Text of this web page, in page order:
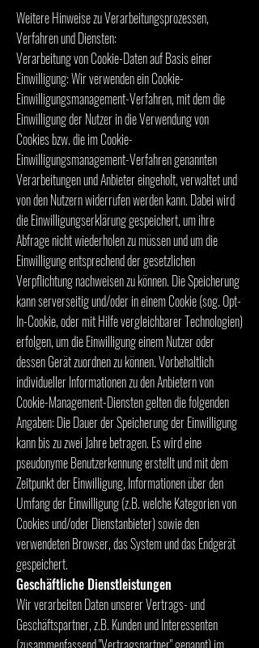
Weitere Hinweise zu Verarbeitungsprozessen,
Verfahren und Diensten:
Verarbeitung von Cookie-Daten auf Basis einer
Einwilligung: Wir verwenden ein Cookie-
Einwilligungsmanagement-Verfahren, mit dem die
Einwilligung der Nutzer in die Verwendung von
Cookies bzw. die im Cookie-
Einwilligungsmanagement-Verfahren genannten
Verarbeitungen und Anbieter eingeholt, verwaltet und
von den Nutzern widerrufen werden kann. Dabei wird
die Einwilligungserklärung gespeichert, um ihre
Abfrage nicht wiederholen zu müssen und um die
Einwilligung entsprechend der gesetzlichen
Verpflichtung nachweisen zu können. Die Speicherung
kann serverseitig und/oder in einem Cookie (sog. Opt-
In-Cookie, oder mit Hilfe vergleichbarer Technologien)
erfolgen, um die Einwilligung einem Nutzer oder
dessen Gerät zuordnen zu können. Vorbehaltlich
individueller Informationen zu den Anbietern von
Cookie-Management-Diensten gelten die folgenden
Angaben: Die Dauer der Speicherung der Einwilligung
kann bis zu zwei Jahre betragen. Es wird eine
pseudonyme Benutzerkennung erstellt und mit dem
Zeitpunkt der Einwilligung, Informationen über den
Umfang der Einwilligung (z.B. welche Kategorien von
Cookies und/oder Dienstanbieter) sowie den
verwendeten Browser, das System und das Endgerät
gespeichert.
Geschäftliche Dienstleistungen
Wir verarbeiten Daten unserer Vertrags- und
Geschäftspartner, z.B. Kunden und Interessenten